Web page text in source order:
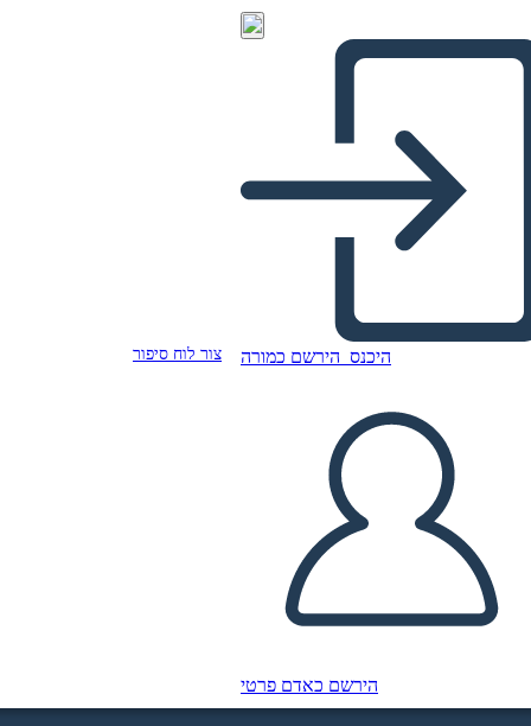
צור לוח סיפור היכנס הירשם כמורה
הירשם כאדם פרטי